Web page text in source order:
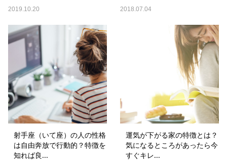
2019.10.20 2018.07.04
射手座（いて座）の人の性格
は自由奔放で行動的？特徴を
知れば良...
運気が下がる家の特徴とは？
気になるところがあったら今
すぐキレ...